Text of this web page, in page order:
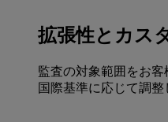
拡張性とカス
監査の対象範囲をお
国際基準に応じて調整